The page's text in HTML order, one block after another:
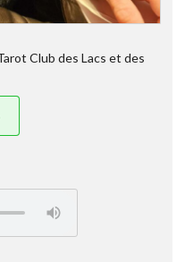
Club des Lacs et des